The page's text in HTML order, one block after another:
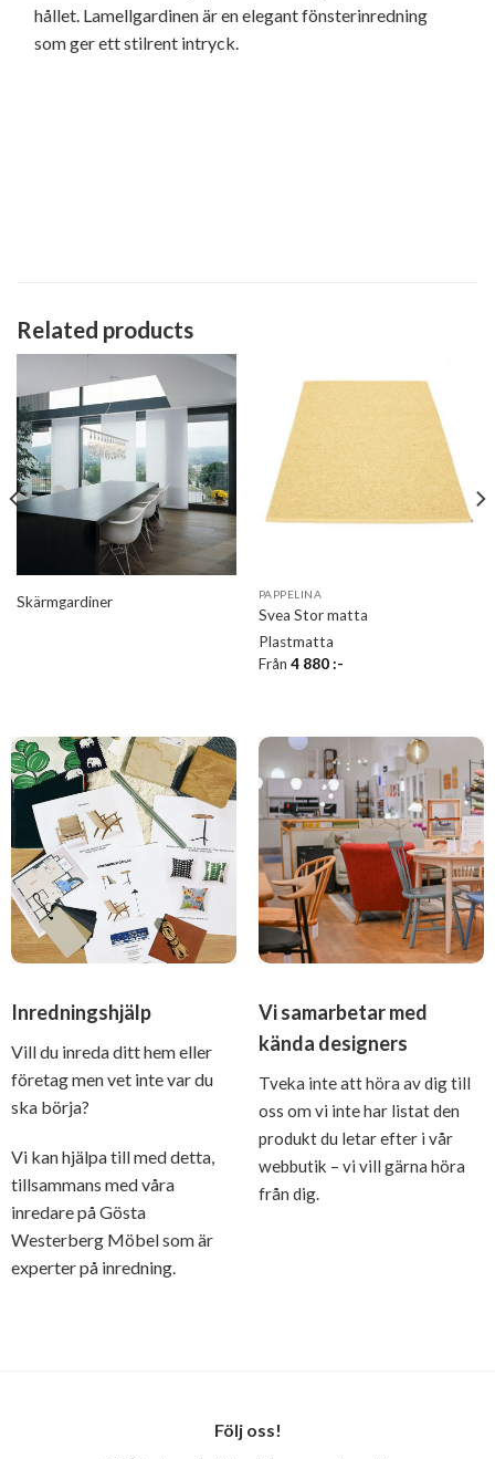
hållet. Lamellgardinen är en elegant fönsterinredning
som ger ett stilrent intryck.
Related products
Skärmgardiner PAPPELINA
Svea Stor matta
Plastmatta
Från 4 880:-
Inredningshjälp
Vill du inreda ditt hem eller
företag men vet inte var du
ska börja?
Vi kan hjälpa till med detta,
tillsammans med våra
inredare på Gösta
Westerberg Möbel som är
experter på inredning.
Vi samarbetar med
kända designers
Tveka inte att höra av dig till
oss om vi inte har listat den
produkt du letar efter i vår
webbutik – vi vill gärna höra
från dig.
Följ oss!